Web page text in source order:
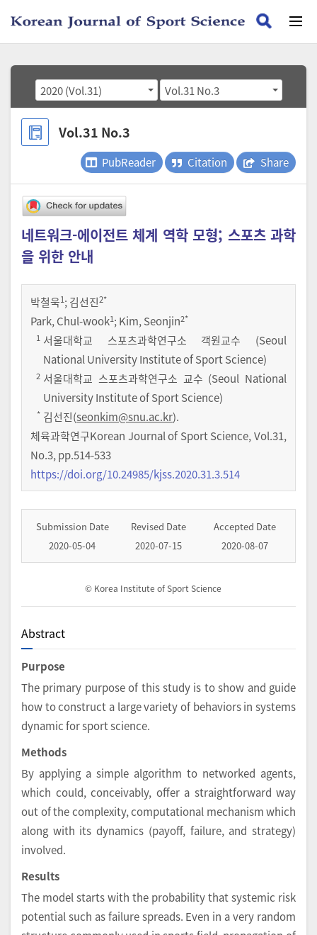
2020 (Vol.31) Vol.31 No.3
Vol.31 No.3
PubReader Citation Share
네트워크-에이전트 체계 역학 모형; 스포츠 과학
을 위한 안내
박철욱1;김선진2*
Park, Chul-wook1; Kim, Seonjin2*
1 서울대학교 스포츠과학연구소 객원교수 (Seoul
National University Institute of Sport Science)
2 서울대학교 스포츠과학연구소 교수 (Seoul National
University Institute of Sport Science)
* 김선진(seonkim@snu.ac.kr).
체육과학연구Korean Journal of Sport Science,Vol.31,
No.3,pp.514-533
https://doi.org/10.24985/kjss.2020.31.3.514
Submission Date
2020-05-04
Revised Date
2020-07-15
Accepted Date
2020-08-07
© Korea Institute of Sport Science
Abstract
Purpose
The primary purpose of this study is to show and guide
how to construct a large variety of behaviors in systems
dynamic for sport science.
Methods
By applying a simple algorithm to networked agents,
which could, conceivably, offer a straightforward way
out of the complexity, computational mechanism which
along with its dynamics (payoff, failure, and strategy)
involved.
Results
The model starts with the probability that systemic risk
potential such as failure spreads. Even in a very random